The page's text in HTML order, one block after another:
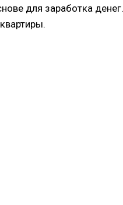
для заработка денег.